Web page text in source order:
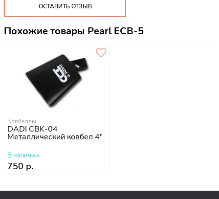
ОСТАВИТЬ ОТЗЫВ
Похожие товары Pearl ECB-5
Ковбеллы
DADI CBK-04
Металлический ковбел 4"
В наличии
750 р.